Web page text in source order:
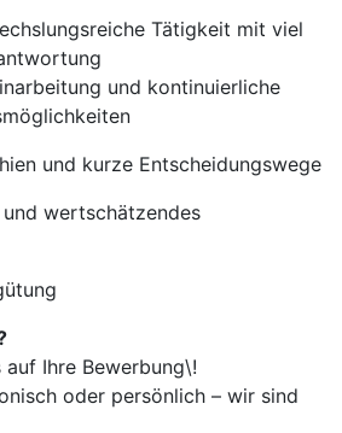
Tätigkeit mit viel
und kontinuierliche
und kurze Entscheidungswege
wertschätzendes
Ihre Bewerbung\!
oder persönlich – wir sind